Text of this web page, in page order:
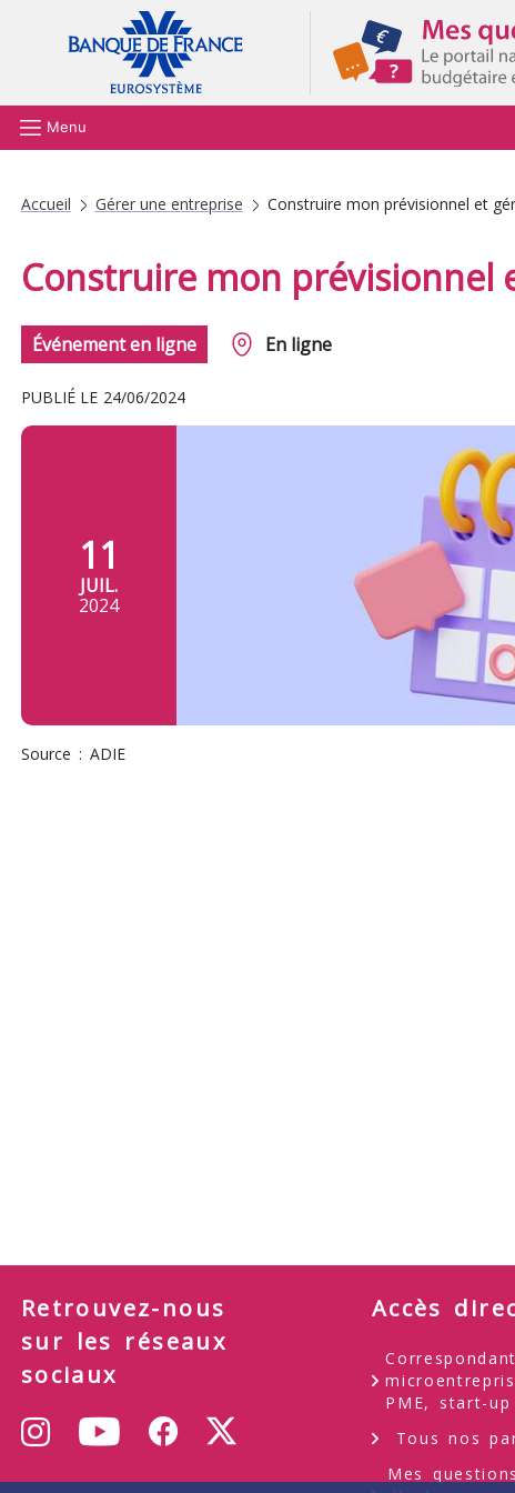
Aller au contenu principal
Menu
Accueil Gérer une entreprise Construire mon prévisionnel et
Construire mon prévisionnel
Événement en ligne En ligne
PUBLIÉ LE 24/06/2024
11
JUIL.
2024
Source ADIE
Retrouvez-nous
sur les réseaux
sociaux
InstagramYoutube
Facebook
Accès
PME, start-up
Tous nos
Mes questions